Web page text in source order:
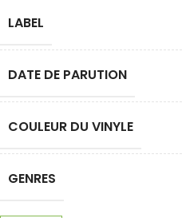
LABEL
DATE DE PARUTION
COULEUR DU VINYLE
GENRES